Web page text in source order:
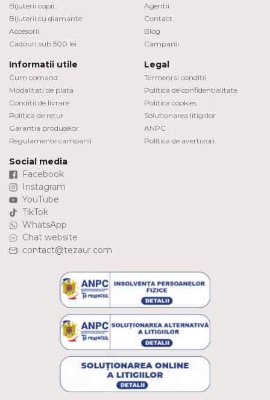
Bijuterii copii
Bijuterii cu diamante
Accesorii
Cadouri sub 500 lei
Agentii
Contact
Blog
Campanii
Informatii utile
Cum comand
Modalitati de plata
Conditii de livrare
Politica de retur
Garantia produselor
Regulamente campanii
Legal
Termeni si conditii
Politica de confidentialitate
Politica cookies
Solutionarea litigiilor
ANPC
Politica de avertizori
Social media
Facebook
Instagram
YouTube
TikTok
WhatsApp
Chat website
contact@tezaur.com